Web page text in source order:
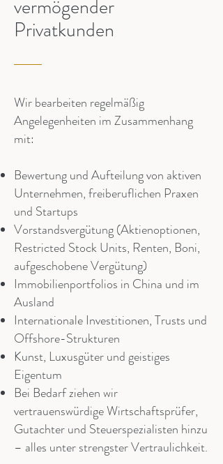
vermögender
Privatkunden
Wir bearbeiten regelmäßig
Angelegenheiten im Zusammenhang
mit:
Bewertung und Aufteilung von aktiven
Unternehmen, freiberuflichen Praxen
und Startups
Vorstandsvergütung (Aktienoptionen,
Restricted Stock Units, Renten, Boni,
aufgeschobene Vergütung)
Immobilienportfolios in China und im
Ausland
Internationale Investitionen, Trusts und
Offshore-Strukturen
Kunst, Luxusgüter und geistiges
Eigentum
Bei Bedarf ziehen wir
vertrauenswürdige Wirtschaftsprüfer,
Gutachter und Steuerspezialisten hinzu
– alles unter strengster Vertraulichkeit.